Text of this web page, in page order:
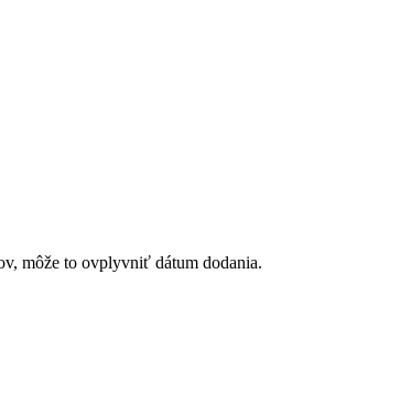
môže to ovplyvniť dátum dodania.